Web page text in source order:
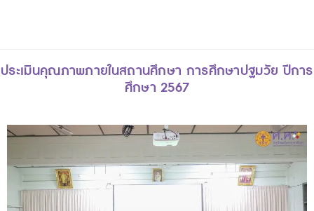
ประเมินคุณภาพภายในสถานศึกษา การศึกษาปฐมวัย ปีการ
ศึกษา 2567